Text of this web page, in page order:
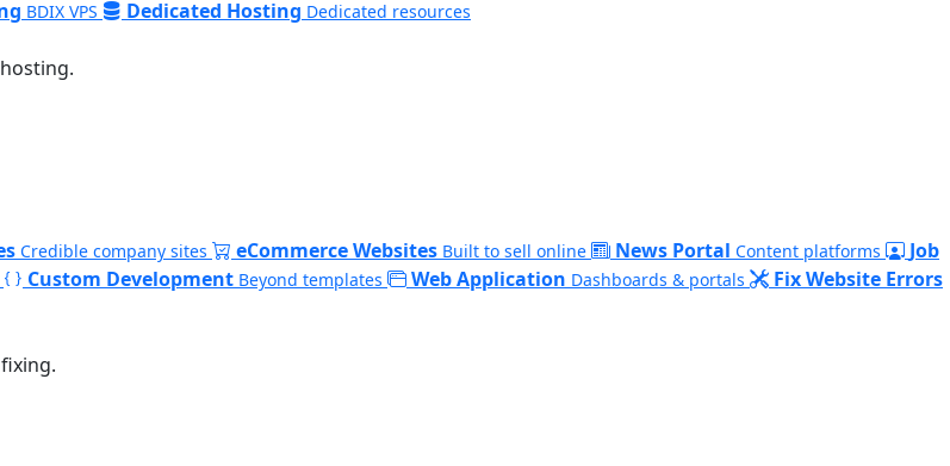
BDIX VPS Dedicated Hosting Dedicated resources
Credible company sites eCommerce Websites Built to sell online News Portal Content platforms
Job
Custom Development Beyond templates Web Application Dashboards & portals Fix Website Errors